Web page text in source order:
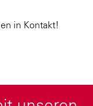
in Kontakt!